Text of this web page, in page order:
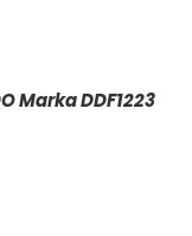
Marka DDF1223